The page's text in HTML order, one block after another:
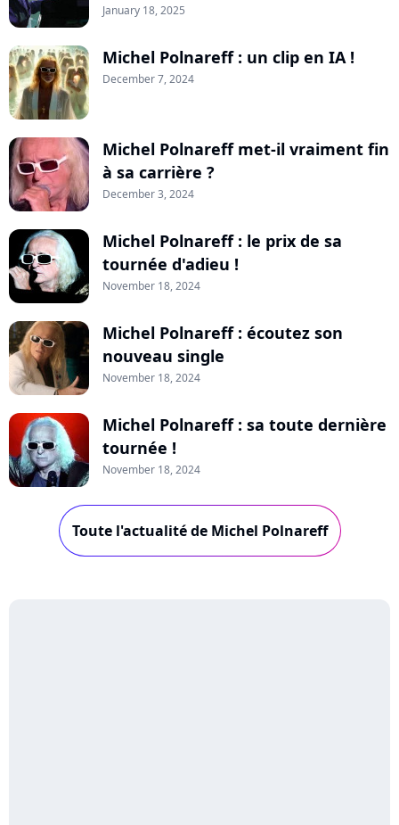
January 18, 2025
Michel Polnareff : un clip en IA !
December 7, 2024
Michel Polnareff met-il vraiment fin
à sa carrière ?
December 3, 2024
Michel Polnareff : le prix de sa
tournée d'adieu !
November 18, 2024
Michel Polnareff : écoutez son
nouveau single
November 18, 2024
Michel Polnareff : sa toute dernière
tournée !
November 18, 2024
Toute l'actualité de Michel Polnareff